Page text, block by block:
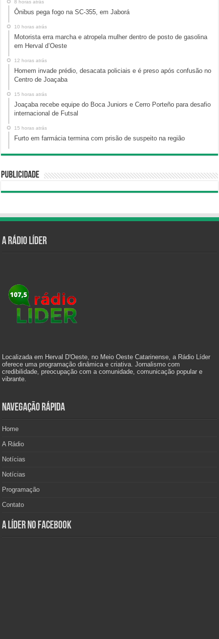
8 horas atrás
Ônibus pega fogo na SC-355, em Jaborá
10 horas atrás
Motorista erra marcha e atropela mulher dentro de posto de gasolina
em Herval d’Oeste
12 horas atrás
Homem invade prédio, desacata policiais e é preso após confusão no
Centro de Joaçaba
15 horas atrás
Joaçaba recebe equipe do Boca Juniors e Cerro Porteño para desafio
internacional de Futsal
15 horas atrás
Furto em farmácia termina com prisão de suspeito na região
Publicidade
A Rádio Líder
Localizada em Herval D'Oeste, no Meio Oeste Catarinense, a Rádio Líder
oferece uma programação dinâmica e criativa. Jornalismo com
credibilidade, preocupação com a comunidade, comunicação popular e
vibrante.
Navegação Rápida
Home
A Rádio
Notícias
Notícias
Programação
Contato
A Líder no Facebook